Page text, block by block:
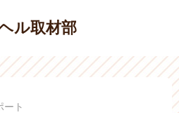
ル取材部
ート